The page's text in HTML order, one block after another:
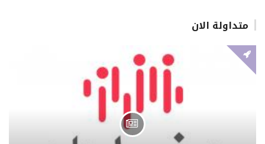
متداولة الان